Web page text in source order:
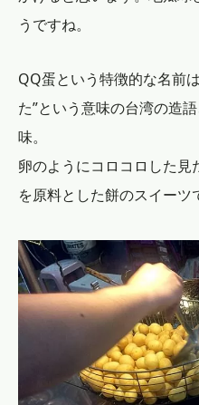
うですね。
QQ蛋という特徴的な名前
た”という意味の台湾の造
味。
卵のようにコロコロした見
を原料とした餅のスイーツ